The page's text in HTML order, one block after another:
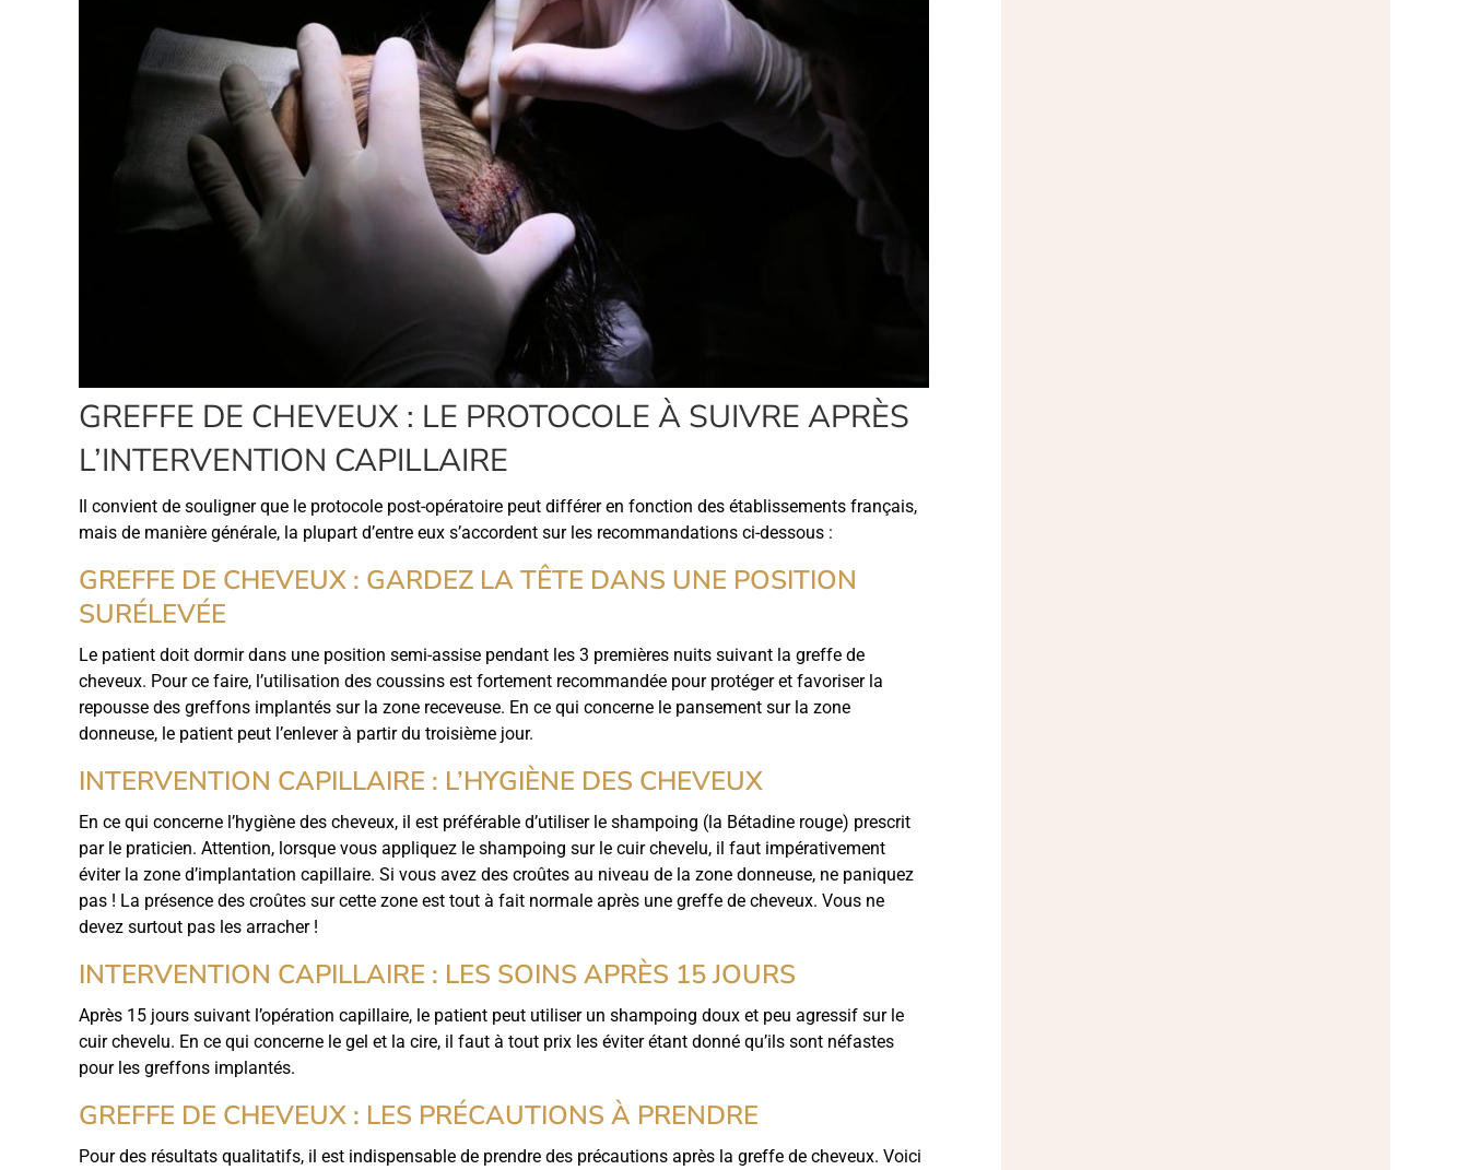
GREFFE DE CHEVEUX : LE PROTOCOLE À SUIVRE APRÈS
L’INTERVENTION CAPILLAIRE
Il convient de souligner que le protocole post-opératoire peut différer en fonction des établissements français,
mais de manière générale, la plupart d’entre eux s’accordent sur les recommandations ci-dessous :
GREFFE DE CHEVEUX : GARDEZ LA TÊTE DANS UNE POSITION
SURÉLEVÉE
Le patient doit dormir dans une position semi-assise pendant les 3 premières nuits suivant la greffe de
cheveux. Pour ce faire, l’utilisation des coussins est fortement recommandée pour protéger et favoriser la
repousse des greffons implantés sur la zone receveuse. En ce qui concerne le pansement sur la zone
donneuse, le patient peut l’enlever à partir du troisième jour.
INTERVENTION CAPILLAIRE : L’HYGIÈNE DES CHEVEUX
En ce qui concerne l’hygiène des cheveux, il est préférable d’utiliser le shampoing (la Bétadine rouge) prescrit
par le praticien. Attention, lorsque vous appliquez le shampoing sur le cuir chevelu, il faut impérativement
éviter la zone d’implantation capillaire. Si vous avez des croûtes au niveau de la zone donneuse, ne paniquez
pas ! La présence des croûtes sur cette zone est tout à fait normale après une greffe de cheveux. Vous ne
devez surtout pas les arracher !
INTERVENTION CAPILLAIRE : LES SOINS APRÈS 15 JOURS
Après 15 jours suivant l’opération capillaire, le patient peut utiliser un shampoing doux et peu agressif sur le
cuir chevelu. En ce qui concerne le gel et la cire, il faut à tout prix les éviter étant donné qu’ils sont néfastes
pour les greffons implantés.
GREFFE DE CHEVEUX : LES PRÉCAUTIONS À PRENDRE
Pour des résultats qualitatifs, il est indispensable de prendre des précautions après la greffe de cheveux. Voici